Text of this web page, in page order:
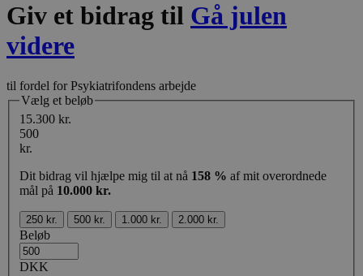
Giv et bidrag til Gå julen
videre
til fordel for Psykiatrifondens arbejde
Vælg et beløb
15.300 kr.
500
kr.
Dit bidrag vil hjælpe mig til at nå 158 % af mit overordnede
mål på 10.000 kr.
250 kr. 500 kr. 1.000 kr. 2.000 kr.
Beløb
DKK